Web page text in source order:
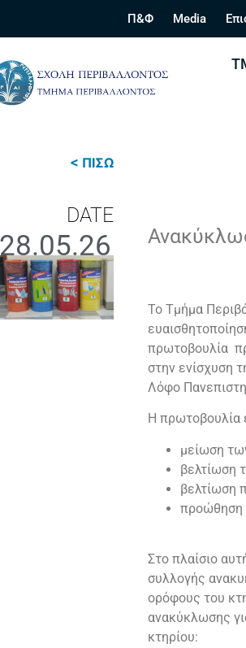
Π&Φ Media
< ΠΙΣΩ
DATE
28.05.26
Το Τμήμα
πρωτοβουλία
στην ενίσχυση
Λόφο
Η πρωτοβουλία
μείωση
βελτίωση
βελτίωση
προώθηση
Στο πλαίσιο
συλλογής
ορόφους του
ανακύκλωσης
κτηρίου: